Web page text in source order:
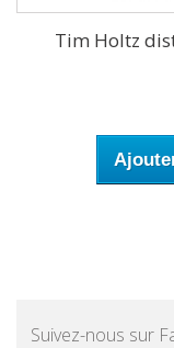
Tim Holtz
Suivez-nous sur